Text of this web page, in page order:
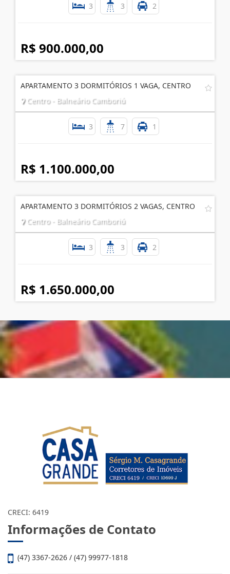
3 3 2
R$ 900.000,00
APARTAMENTO 3 DORMITÓRIOS 1 VAGA, CENTRO
Centro - Balneário Camboriú
3 7 1
R$ 1.100.000,00
APARTAMENTO 3 DORMITÓRIOS 2 VAGAS, CENTRO
Centro - Balneário Camboriú
3 3 2
R$ 1.650.000,00
CRECI: 6419
Informações de Contato
(47) 3367-2626 / (47) 99977-1818